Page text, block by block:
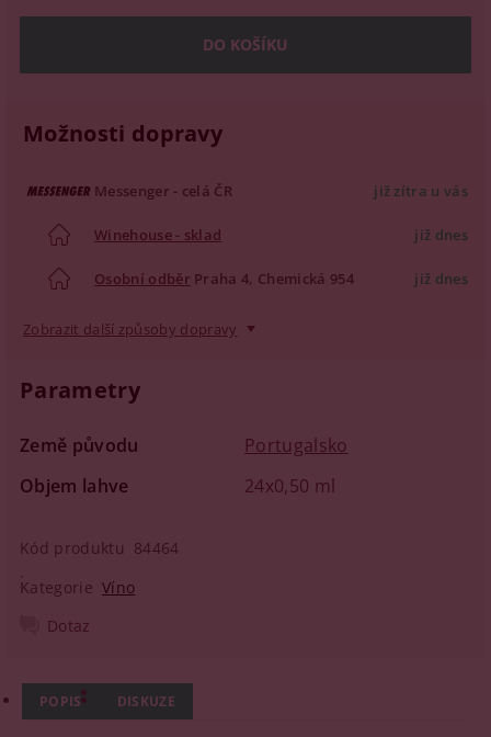
Možnosti dopravy
Messenger - celá ČR již zítra u vás
Winehouse - sklad již dnes
Osobní odběr Praha 4, Chemická 954 již dnes
Zobrazit další způsoby dopravy
Parametry
Země původu
Portugalsko
Objem lahve
24x0,50 ml
Kód produktu 84464
Kategorie Víno
Dotaz
POPIS DISKUZE